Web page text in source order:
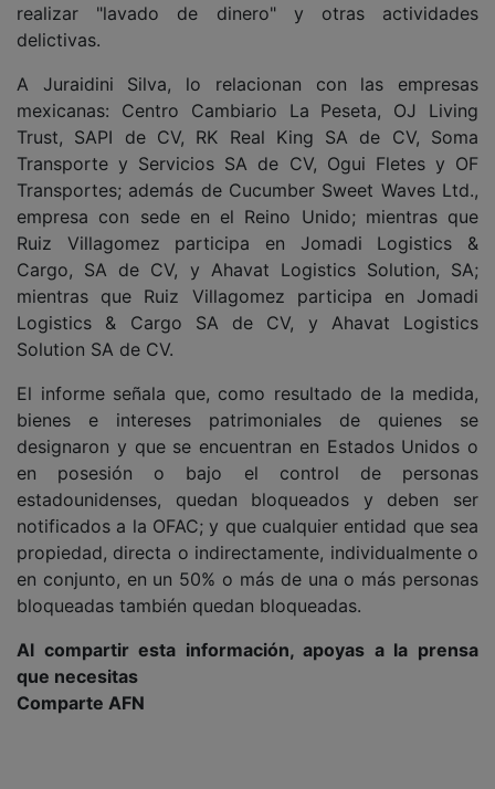
realizar "lavado de dinero" y otras actividades
delictivas.
A Juraidini Silva, lo relacionan con las empresas
mexicanas: Centro Cambiario La Peseta, OJ Living
Trust, SAPI de CV, RK Real King SA de CV, Soma
Transporte y Servicios SA de CV, Ogui Fletes y OF
Transportes; además de Cucumber Sweet Waves Ltd.,
empresa con sede en el Reino Unido; mientras que
Ruiz Villagomez participa en Jomadi Logistics &
Cargo, SA de CV, y Ahavat Logistics Solution, SA;
mientras que Ruiz Villagomez participa en Jomadi
Logistics & Cargo SA de CV, y Ahavat Logistics
Solution SA de CV.
El informe señala que, como resultado de la medida,
bienes e intereses patrimoniales de quienes se
designaron y que se encuentran en Estados Unidos o
en posesión o bajo el control de personas
estadounidenses, quedan bloqueados y deben ser
notificados a la OFAC; y que cualquier entidad que sea
propiedad, directa o indirectamente, individualmente o
en conjunto, en un 50% o más de una o más personas
bloqueadas también quedan bloqueadas.
Al compartir esta información, apoyas a la prensa
que necesitas
Comparte AFN